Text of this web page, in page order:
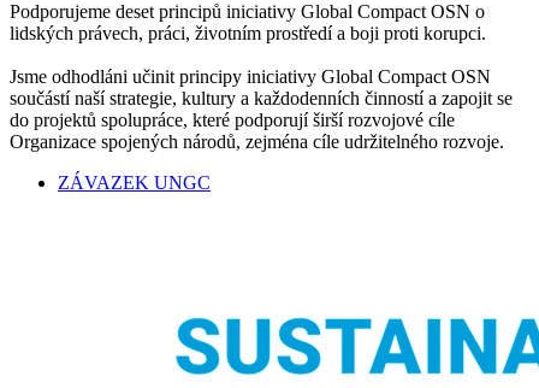
Podporujeme deset principů iniciativy Global Compact OSN o
lidských právech, práci, životním prostředí a boji proti korupci.
Jsme odhodláni učinit principy iniciativy Global Compact OSN
součástí naší strategie, kultury a každodenních činností a zapojit se
do projektů spolupráce, které podporují širší rozvojové cíle
Organizace spojených národů, zejména cíle udržitelného rozvoje.
ZÁVAZEK UNGC